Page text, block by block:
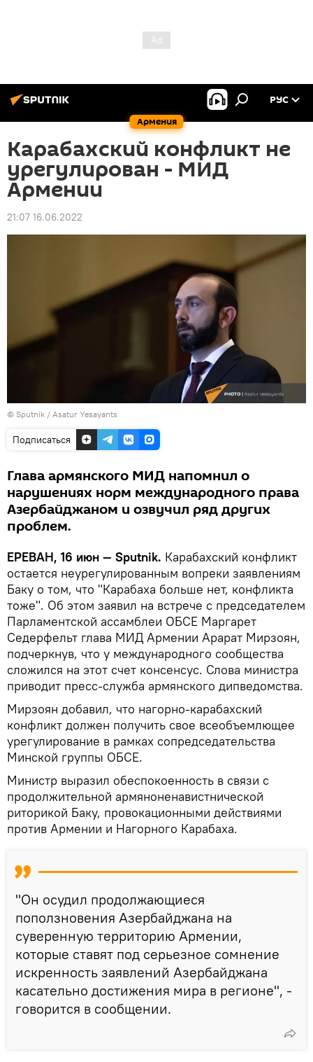
Армения
РУС
Карабахский конфликт не
урегулирован - МИД
Армении
21:07 16.06.2022
© Sputnik / Asatur Yesayants
Подписаться
Глава армянского МИД напомнил о
нарушениях норм международного права
Азербайджаном и озвучил ряд других
проблем.
ЕРЕВАН, 16 июн — Sputnik. Карабахский конфликт
остается неурегулированным вопреки заявлениям
Баку о том, что "Карабаха больше нет, конфликта
тоже". Об этом заявил на встрече с председателем
Парламентской ассамблеи ОБСЕ Маргарет
Седерфельт глава МИД Армении Арарат Мирзоян,
подчеркнув, что у международного сообщества
сложился на этот счет консенсус. Слова министра
приводит пресс-служба армянского дипведомства.
Мирзоян добавил, что нагорно-карабахский
конфликт должен получить свое всеобъемлющее
урегулирование в рамках сопредседательства
Минской группы ОБСЕ.
Министр выразил обеспокоенность в связи с
продолжительной армяноненавистнической
риторикой Баку, провокационными действиями
против Армении и Нагорного Карабаха.
"Он осудил продолжающиеся
поползновения Азербайджана на
суверенную территорию Армении,
которые ставят под серьезное сомнение
искренность заявлений Азербайджана
касательно достижения мира в регионе", -
говорится в сообщении.